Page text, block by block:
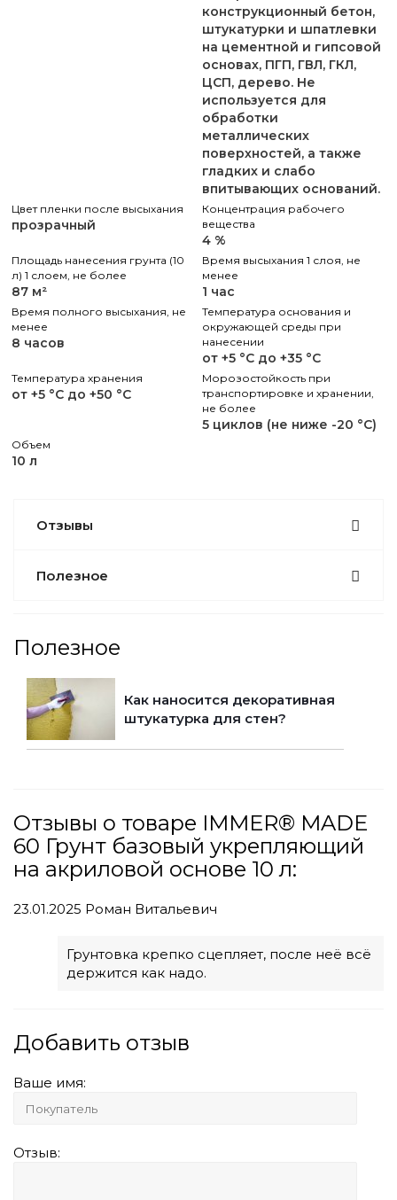
конструкционный бетон,
штукатурки и шпатлевки
на цементной и гипсовой
основах, ПГП, ГВЛ, ГКЛ,
ЦСП, дерево. Не
используется для
обработки
металлических
поверхностей, а также
гладких и слабо
впитывающих оснований.
Цвет пленки после высыхания
прозрачный
Концентрация рабочего
вещества
4 %
Площадь нанесения грунта (10
л) 1 слоем, не более
87 м²
Время высыхания 1 слоя, не
менее
1 час
Время полного высыхания, не
менее
8 часов
Температура основания и
окружающей среды при
нанесении
от +5 °С до +35 °С
Температура хранения
от +5 °С до +50 °С
Морозостойкость при
транспортировке и хранении,
не более
5 циклов (не ниже -20 °С)
Объем
10 л
Отзывы
Полезное
Полезное
Как наносится декоративная
штукатурка для стен?
Отзывы о товаре IMMER® MADE
60 Грунт базовый укрепляющий
на акриловой основе 10 л:
23.01.2025 Роман Витальевич
Грунтовка крепко сцепляет, после неё всё
держится как надо.
Добавить отзыв
Ваше имя:
Отзыв: